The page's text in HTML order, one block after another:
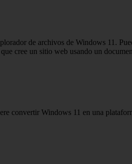
de archivos de Windows 11.
cree un sitio web usando un
convertir Windows 11 en una